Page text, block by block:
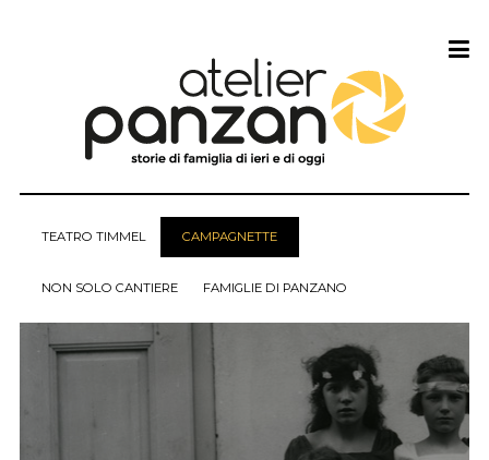
TEATRO TIMMEL CAMPAGNETTE
NON SOLO CANTIERE FAMIGLIE DI PANZANO